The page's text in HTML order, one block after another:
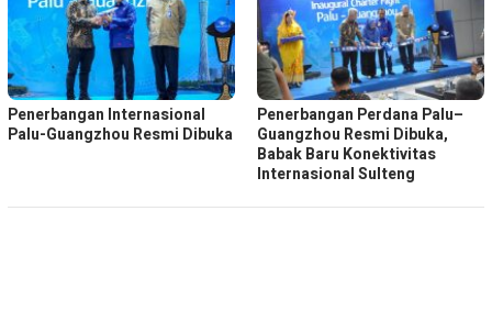
Penerbangan Internasional
Palu-Guangzhou Resmi Dibuka
Penerbangan Perdana Palu–
Guangzhou Resmi Dibuka,
Babak Baru Konektivitas
Internasional Sulteng